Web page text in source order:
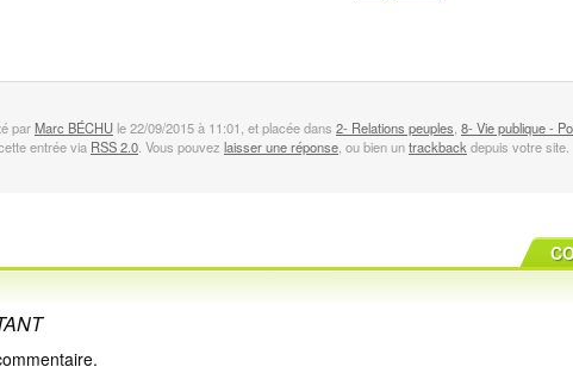
parMarc BÉCHU le 22/09/2015 à 11:01, et placée dans 2- Relations peuples 8- Vie publique -
entrée via RSS 2.0 . Vous pouvez laisser une réponse , ou bien untrackback depuis votre site.